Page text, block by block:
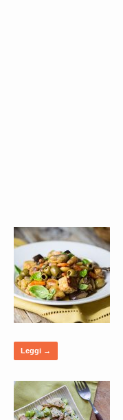
Leggi →